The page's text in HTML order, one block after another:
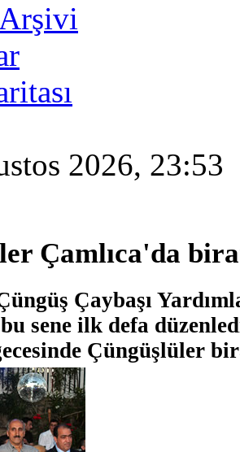
2026, 23:53
Çamlıca'da
Çaybaşı
sene ilk defa
Çüngüşlüler